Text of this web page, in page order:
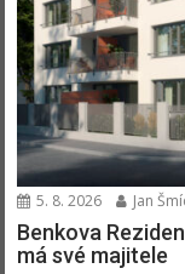
5. 8. 2026 Jan
Benkova
má své majitele